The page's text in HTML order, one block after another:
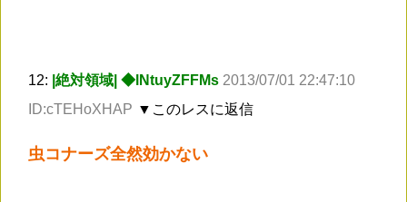
12: |絶対領域| ◆lNtuyZFFMs 2013/07/01 22:47:10
ID:cTEHoXHAP ▼このレスに返信
虫コナーズ全然効かない